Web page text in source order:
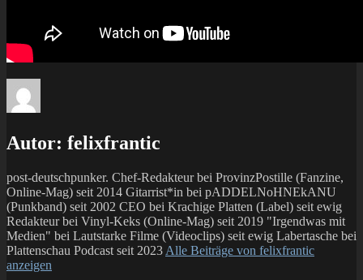
Autor: felixfrantic
post-deutschpunker. Chef-Redakteur bei ProvinzPostille (Fanzine,
Online-Mag) seit 2014 Gitarrist*in bei pADDELNoHNEkANU
(Punkband) seit 2002 CEO bei Krachige Platten (Label) seit ewig
Redakteur bei Vinyl-Keks (Online-Mag) seit 2019 "Irgendwas mit
Medien" bei Lautstarke Filme (Videoclips) seit ewig Labertasche bei
Plattenschau Podcast seit 2023 Alle Beiträge von felixfrantic
anzeigen